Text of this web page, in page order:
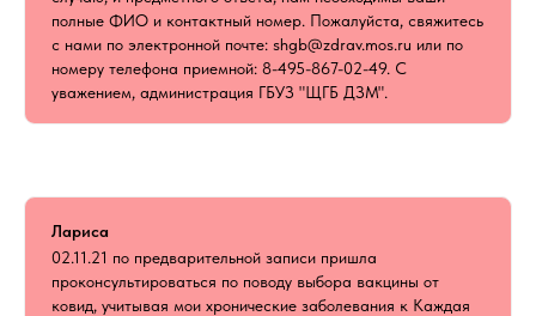
полные ФИО и контактный номер. Пожалуйста, свяжитесь
с нами по электронной почте: shgb@zdrav.mos.ru или по
номеру телефона приемной: 8-495-867-02-49. С
уважением, администрация ГБУЗ "ЩГБ ДЗМ".
Лариса
02.11.21 по предварительной записи пришла
проконсультироваться по поводу выбора вакцины от
ковид, учитывая мои хронические заболевания к Каждая